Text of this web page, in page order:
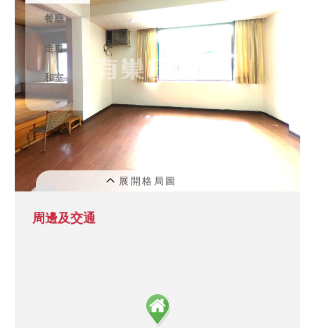
周邊及交通